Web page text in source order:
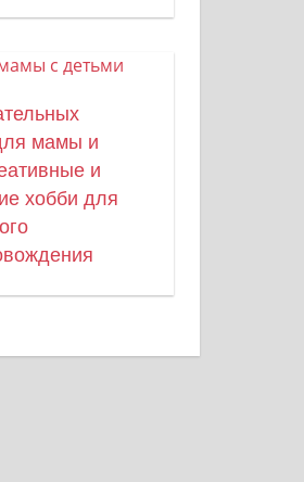
мамы и
и
хобби для